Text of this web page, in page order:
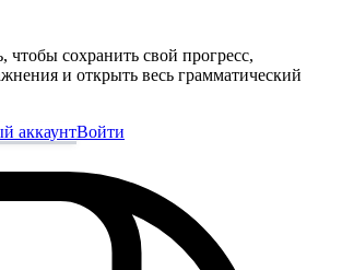
чтобы сохранить свой прогресс,
и открыть весь грамматический
аккаунтВойти